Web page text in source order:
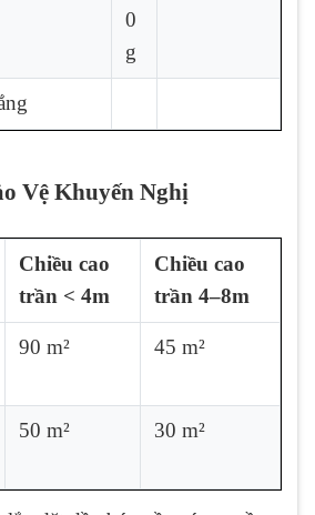
0
g
Vệ Khuyến Nghị
Chiều cao
trần < 4m
Chiều cao
trần 4–8m
90 m² 45 m²
50 m² 30 m²